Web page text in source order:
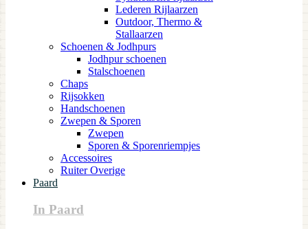
Lederen Rijlaarzen
Outdoor, Thermo &
Stallaarzen
Schoenen & Jodhpurs
Jodhpur schoenen
Stalschoenen
Chaps
Rijsokken
Handschoenen
Zwepen & Sporen
Zwepen
Sporen & Sporenriempjes
Accessoires
Ruiter Overige
Paard
In Paard